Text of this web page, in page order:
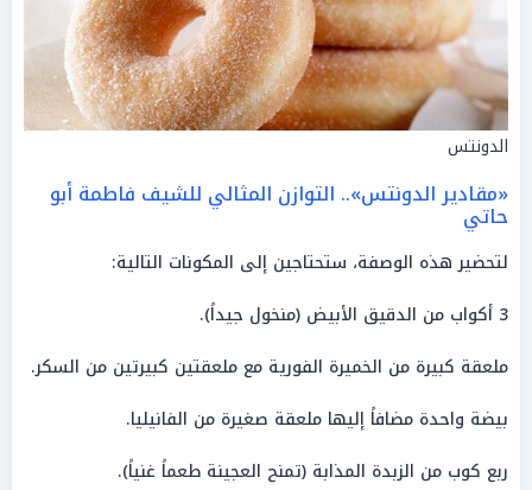
الدونتس
«مقادير الدونتس».. التوازن المثالي للشيف فاطمة أبو
حاتي
لتحضير هذه الوصفة، ستحتاجين إلى المكونات التالية:
3 أكواب من الدقيق الأبيض (منخول جيداً).
ملعقة كبيرة من الخميرة الفورية مع ملعقتين كبيرتين من السكر.
بيضة واحدة مضافاً إليها ملعقة صغيرة من الفانيليا.
ربع كوب من الزبدة المذابة (تمنح العجينة طعماً غنياً).